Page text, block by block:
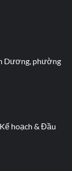
Dương, phường
hoạch & Đầu